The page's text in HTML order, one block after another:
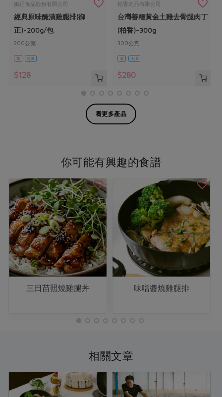
御正食品股份有限公司
經典原味醃漬雞腿排(御
正)-200g/包
200公克
葷 冷凍
$128
柏香肉品有限公司
台灣善糧黃金土雞去骨腿肉丁
(柏香)-300g
300公克
葷 冷凍
$280
看更多產品
你可能有興趣的食譜
三日苗照燒雞腿丼 味噌醬燒雞腿排
相關文章